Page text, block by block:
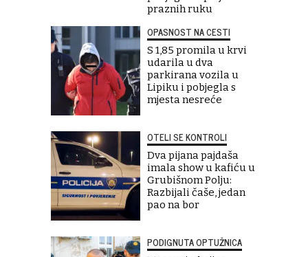
praznih ruku
OPASNOST NA CESTI
S 1,85 promila u krvi
udarila u dva
parkirana vozila u
Lipiku i pobjegla s
mjesta nesreće
OTELI SE KONTROLI
Dva pijana pajdaša
imala show u kafiću u
Grubišnom Polju:
Razbijali čaše, jedan
pao na bor
PODIGNUTA OPTUŽNICA